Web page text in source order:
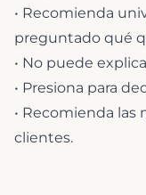
• Recomienda
preguntado qué
• No puede
• Presiona para
• Recomienda las
clientes.